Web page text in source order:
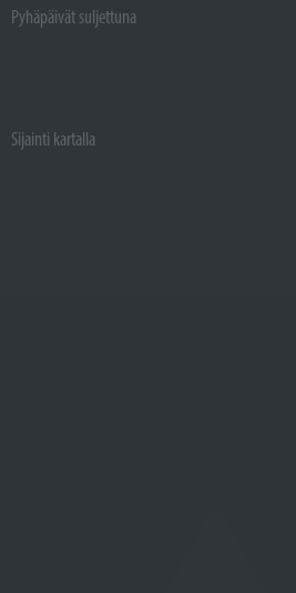
Pyhäpäivät suljettuna
Sijainti kartalla